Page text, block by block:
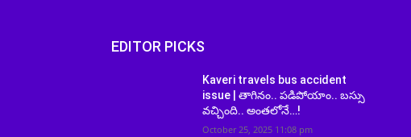
EDITOR PICKS
Kaveri travels bus accident
issue | తాగినం.. పడిపోయాం.. బస్సు
వచ్చింది.. అంతలోనే…!
October 25, 2025 11:08 pm